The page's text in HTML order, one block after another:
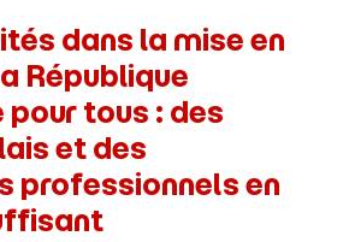
dans la mise en
République
pour tous : des
et des
professionnels en